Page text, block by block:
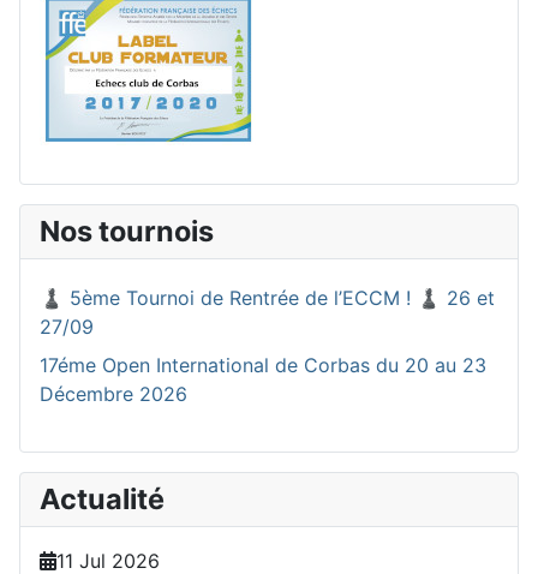
Nos tournois
♟️ 5ème Tournoi de Rentrée de l’ECCM ! ♟️ 26 et
27/09
17éme Open International de Corbas du 20 au 23
Décembre 2026
Actualité
11 Jul 2026